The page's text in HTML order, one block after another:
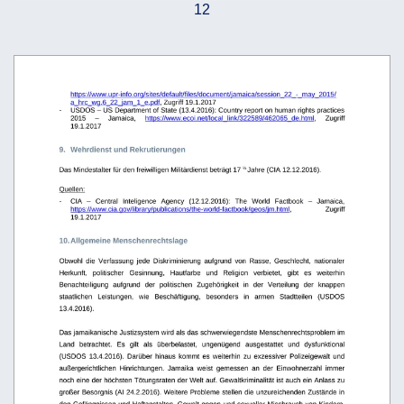
12
https://www.upr-info.org/sites/default/files/document/jamaica/session_22_-_may_2015/
a_hrc_wg.6_22_jam_1_e.pdf, Zugriff 19.1.2017
-
USDOS – US Department of State (13.4.2016): Country report on human rights practices
2015
– Jamaica, https://www.ecoi.net/local_link/322589/462065_de.html,
Zugriff
19.1.2017
9. Wehrdienst und Rekrutierungen
Das Mindestalter für den freiwilligen Militärdienst beträgt 17 ½ Jahre (CIA 12.12.2016).
Quellen:
-
CIA   –   Central   Inteligence   Agency   (12.12.2016):   The   World   Factbook   –   Jamaica,
https://www.cia.gov/library/publications/the-world-factbook/geos/jm.html ,
Zugriff
19.1.2017
10. Allgemeine Menschenrechtslage
Obwohl   die   Verfassung   jede   Diskriminierung   aufgrund   von   Rasse,   Geschlecht,   nationaler
Herkunft,   politischer   Gesinnung,   Hautfarbe   und   Religion   verbietet,   gibt   es   weiterhin
Benachteiligung   aufgrund   der   politischen   Zugehörigkeit   in   der   Verteilung   der   knappen
staatlichen
Leistungen, wie Beschäftigung, besonders in armen Stadtteilen
(USDOS
13.4.2016).
Das jamaikanische Justizsystem wird als das schwerwiegendste Menschenrechtsproblem im
Land   betrachtet.   Es   gilt   als   überbelastet,   ungenügend   ausgestattet   und   dysfunktional
(USDOS 13.4.2016). Darüber hinaus kommt es weiterhin zu exzessiver Polizeigewalt und
außergerichtlichen   Hinrichtungen.   Jamaika   weist   gemessen   an   der   Einwohnerzahl   immer
noch eine der höchsten Tötungsraten der Welt auf. Gewaltkriminalität ist auch ein Anlass zu
großer Besorgnis (AI 24.2.2016). Weitere Probleme stellen die unzureichenden Zustände in